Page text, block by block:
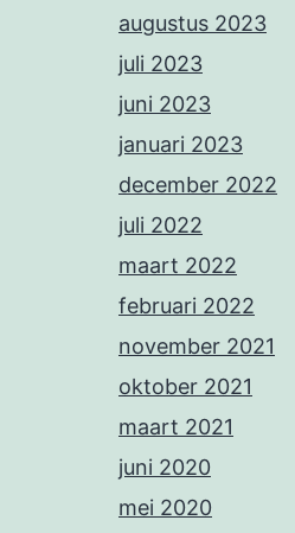
augustus 2023
juli 2023
juni 2023
januari 2023
december 2022
juli 2022
maart 2022
februari 2022
november 2021
oktober 2021
maart 2021
juni 2020
mei 2020